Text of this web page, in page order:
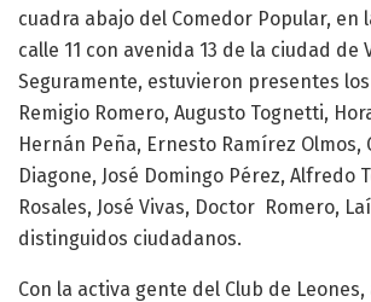
cuadra abajo del Comedor Popular, en
calle 11 con avenida 13 de la ciudad de
Seguramente, estuvieron presentes
Remigio Romero, Augusto Tognetti,
Hernán Peña, Ernesto Ramírez Olmos,
Diagone, José Domingo Pérez, Alfredo
Rosales, José Vivas, Doctor Romero,
distinguidos ciudadanos.
Con la activa gente del Club de